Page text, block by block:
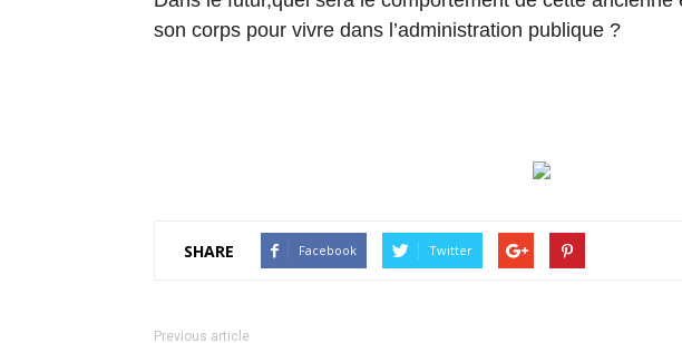
son corps pour vivre dans l’administration publique ?
SHARE Facebook Twitter
Previous article